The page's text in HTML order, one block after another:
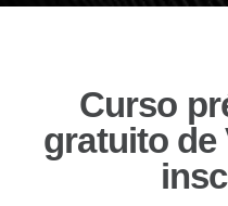
Curso
gratuito de